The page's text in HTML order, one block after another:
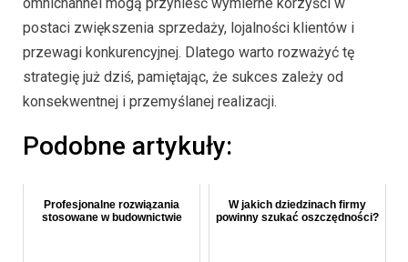
postaci zwiększenia sprzedaży, lojalności klientów i
przewagi konkurencyjnej. Dlatego warto rozważyć tę
strategię już dziś, pamiętając, że sukces zależy od
konsekwentnej i przemyślanej realizacji.
Podobne artykuły:
Profesjonalne rozwiązania
stosowane w budownictwie
W jakich dziedzinach firmy
powinny szukać oszczędności?